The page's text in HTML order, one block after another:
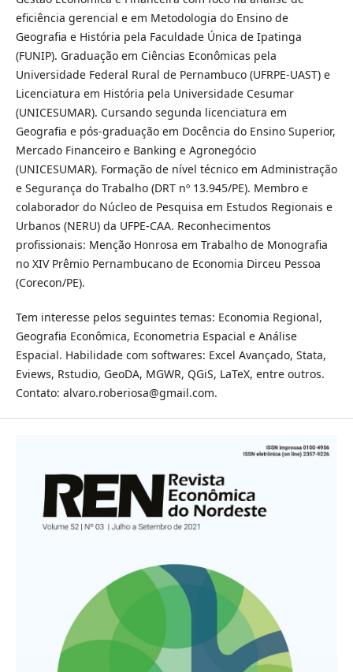
eficiência gerencial e em Metodologia do Ensino de
Geografia e História pela Faculdade Única de Ipatinga
(FUNIP). Graduação em Ciências Econômicas pela
Universidade Federal Rural de Pernambuco (UFRPE-UAST) e
Licenciatura em História pela Universidade Cesumar
(UNICESUMAR). Cursando segunda licenciatura em
Geografia e pós-graduação em Docência do Ensino Superior,
Mercado Financeiro e Banking e Agronegócio
(UNICESUMAR). Formação de nível técnico em Administração
e Segurança do Trabalho (DRT nº 13.945/PE). Membro e
colaborador do Núcleo de Pesquisa em Estudos Regionais e
Urbanos (NERU) da UFPE-CAA. Reconhecimentos
profissionais: Menção Honrosa em Trabalho de Monografia
no XIV Prêmio Pernambucano de Economia Dirceu Pessoa
(Corecon/PE).
Tem interesse pelos seguintes temas: Economia Regional,
Geografia Econômica, Econometria Espacial e Análise
Espacial. Habilidade com softwares: Excel Avançado, Stata,
Eviews, Rstudio, GeoDA, MGWR, QGiS, LaTeX, entre outros.
Contato: alvaro.roberiosa@gmail.com.